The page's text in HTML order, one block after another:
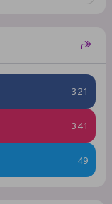
321
341
49